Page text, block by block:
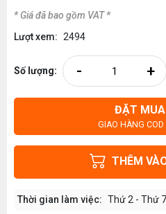
* Giá đã bao gồm VAT *
Lượt xem: 2494
Số lượng: - +
ĐẶT MUA
GIAO HÀNG COD
THÊM
Thời gian làm việc: Thứ 2 - Thứ